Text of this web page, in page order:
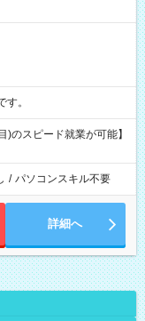
す。
のスピード就業が可能】
/ パソコンスキル不要
詳細へ